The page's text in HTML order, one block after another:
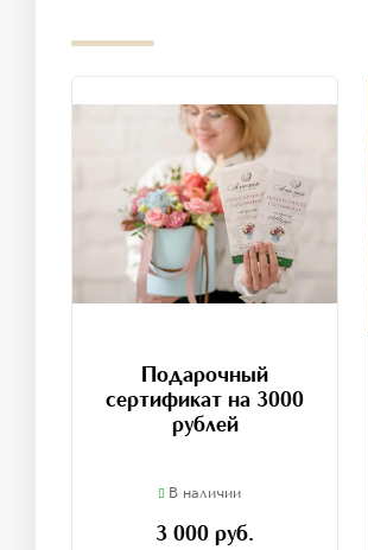
Подарочный
сертификат на 3000
рублей
В наличии
3 000 руб.